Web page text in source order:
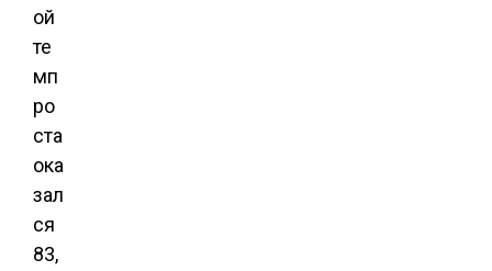
ой
те
мп
ро
ста
ока
зал
ся
83,